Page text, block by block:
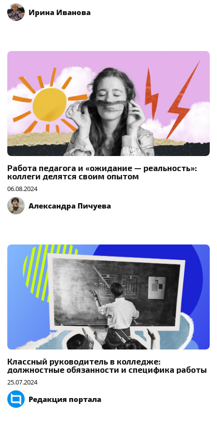
Ирина Иванова
Работа педагога и «ожидание — реальность»:
коллеги делятся своим опытом
06.08.2024
Александра Пичуева
Классный руководитель в колледже:
должностные обязанности и специфика работы
25.07.2024
Редакция портала